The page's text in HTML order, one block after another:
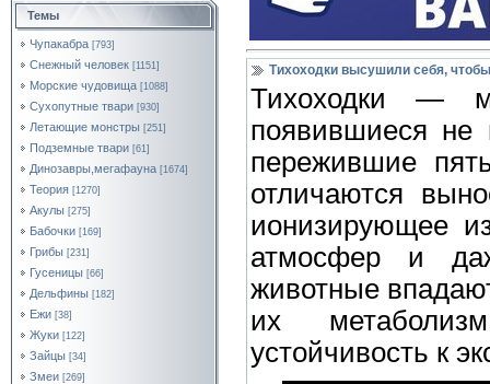
Темы
Чупакабра [793]
Снежный человек [1151]
Морские чудовища [1088]
Сухопутные твари [930]
Летающие монстры [251]
Подземные твари [61]
Динозавры,мегафауна [1674]
Теория [1270]
Акулы [275]
Бабочки [169]
Грибы [231]
Гусеницы [66]
Дельфины [182]
Ежи [38]
Жуки [122]
Зайцы [34]
Змеи [269]
Тихоходки высушили себя,
Тихоходки —
появившиеся
пережившие
отличаются
ионизирующее
атмосфер и
животные
их
устойчивость к